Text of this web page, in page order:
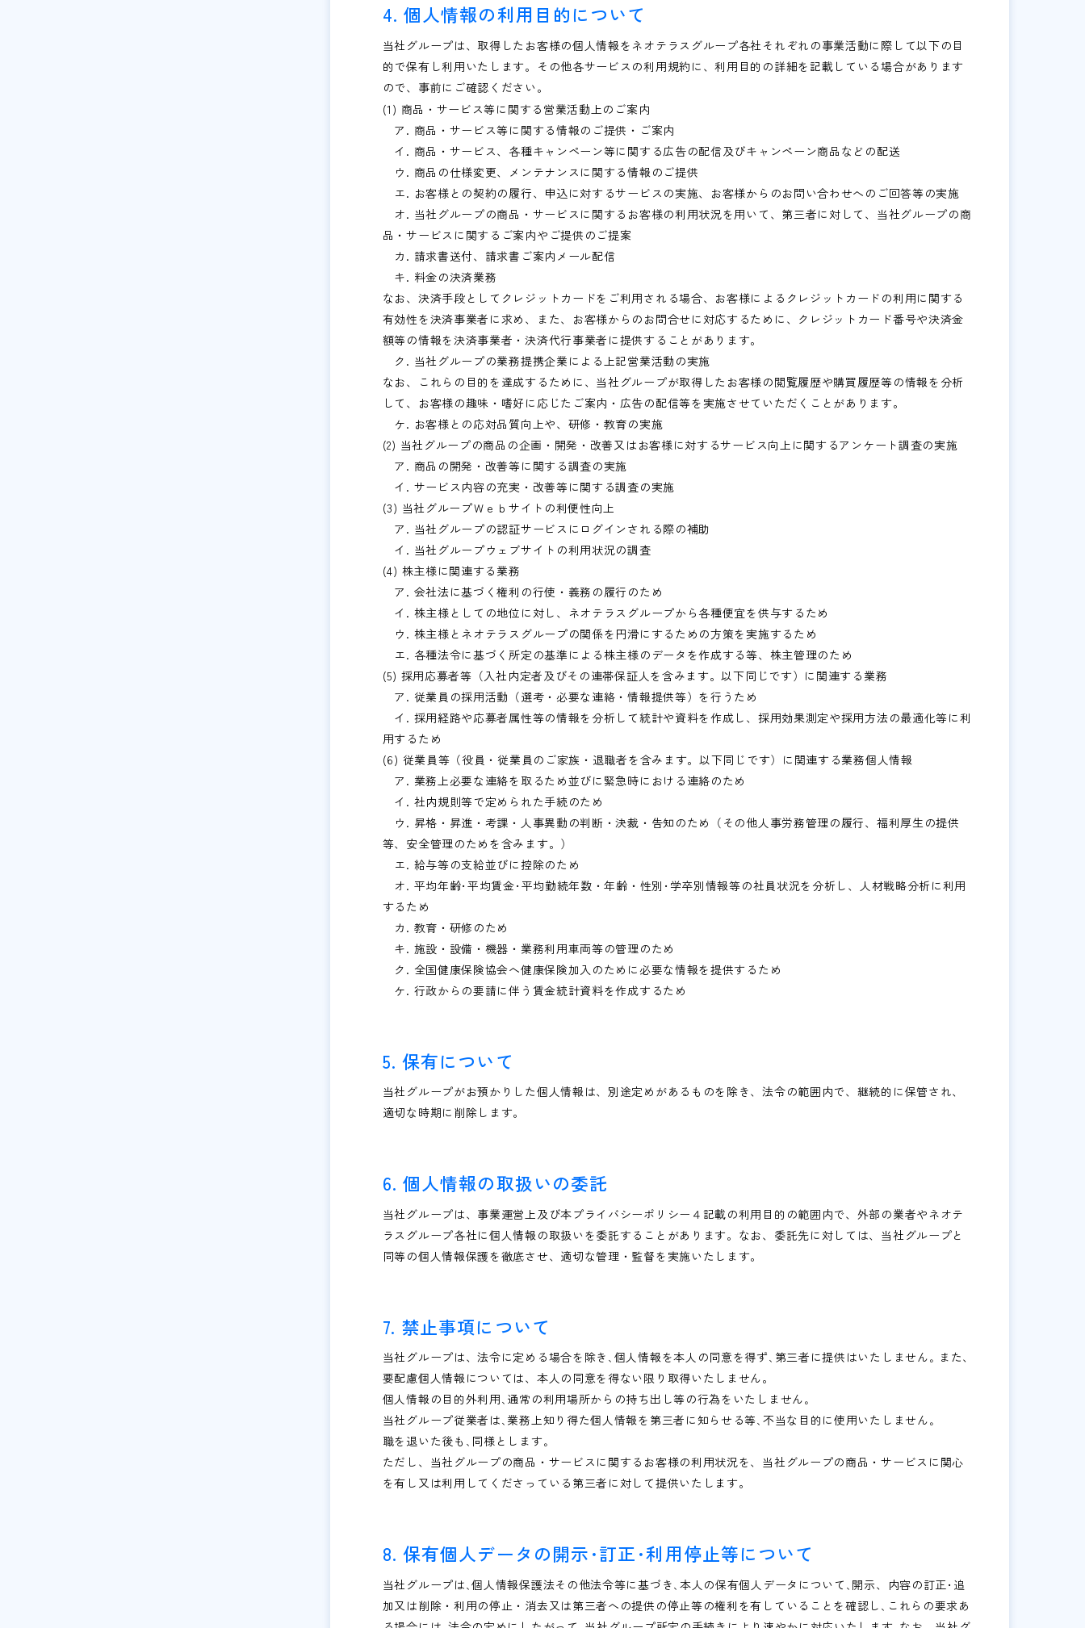
4. 個人情報の利用目的について
当社グループは、取得したお客様の個人情報をネオテラスグループ各社それぞれの事業活動に際して以下の目
的で保有し利用いたします。その他各サービスの利用規約に、利用目的の詳細を記載している場合があります
ので、事前にご確認ください。
(1) 商品・サービス等に関する営業活動上のご案内
ア. 商品・サービス等に関する情報のご提供・ご案内
イ. 商品・サービス、各種キャンペーン等に関する広告の配信及びキャンペーン商品などの配送
ウ. 商品の仕様変更、メンテナンスに関する情報のご提供
エ. お客様との契約の履行、申込に対するサービスの実施、お客様からのお問い合わせへのご回答等の実施
オ. 当社グループの商品・サービスに関するお客様の利用状況を用いて、第三者に対して、当社グループの商
品・サービスに関するご案内やご提供のご提案
カ. 請求書送付、請求書ご案内メール配信
キ. 料金の決済業務
なお、決済手段としてクレジットカードをご利用される場合、お客様によるクレジットカードの利用に関する
有効性を決済事業者に求め、また、お客様からのお問合せに対応するために、クレジットカード番号や決済金
額等の情報を決済事業者・決済代行事業者に提供することがあります。
ク. 当社グループの業務提携企業による上記営業活動の実施
なお、これらの目的を達成するために、当社グループが取得したお客様の閲覧履歴や購買履歴等の情報を分析
して、お客様の趣味・嗜好に応じたご案内・広告の配信等を実施させていただくことがあります。
ケ. お客様との応対品質向上や、研修・教育の実施
(2) 当社グループの商品の企画・開発・改善又はお客様に対するサービス向上に関するアンケート調査の実施
ア. 商品の開発・改善等に関する調査の実施
イ. サービス内容の充実・改善等に関する調査の実施
(3) 当社グループＷｅｂサイトの利便性向上
ア. 当社グループの認証サービスにログインされる際の補助
イ. 当社グループウェブサイトの利用状況の調査
(4) 株主様に関連する業務
ア. 会社法に基づく権利の行使・義務の履行のため
イ. 株主様としての地位に対し、ネオテラスグループから各種便宜を供与するため
ウ. 株主様とネオテラスグループの関係を円滑にするための方策を実施するため
エ. 各種法令に基づく所定の基準による株主様のデータを作成する等、株主管理のため
(5) 採用応募者等（入社内定者及びその連帯保証人を含みます。以下同じです）に関連する業務
ア. 従業員の採用活動（選考・必要な連絡・情報提供等）を行うため
イ. 採用経路や応募者属性等の情報を分析して統計や資料を作成し、採用効果測定や採用方法の最適化等に利
用するため
(6) 従業員等（役員・従業員のご家族・退職者を含みます。以下同じです）に関連する業務個人情報
ア. 業務上必要な連絡を取るため並びに緊急時における連絡のため
イ. 社内規則等で定められた手続のため
ウ. 昇格・昇進・考課・人事異動の判断・決裁・告知のため（その他人事労務管理の履行、福利厚生の提供
等、安全管理のためを含みます。）
エ. 給与等の支給並びに控除のため
オ. 平均年齢･平均賃金･平均勤続年数・年齢・性別･学卒別情報等の社員状況を分析し、人材戦略分析に利用
するため
カ. 教育・研修のため
キ. 施設・設備・機器・業務利用車両等の管理のため
ク. 全国健康保険協会へ健康保険加入のために必要な情報を提供するため
ケ. 行政からの要請に伴う賃金統計資料を作成するため
5. 保有について
当社グループがお預かりした個人情報は、別途定めがあるものを除き、法令の範囲内で、継続的に保管され、
適切な時期に削除します。
6. 個人情報の取扱いの委託
当社グループは、事業運営上及び本プライバシーポリシー４記載の利用目的の範囲内で、外部の業者やネオテ
ラスグループ各社に個人情報の取扱いを委託することがあります。なお、委託先に対しては、当社グループと
同等の個人情報保護を徹底させ、適切な管理・監督を実施いたします。
7. 禁止事項について
当社グループは、法令に定める場合を除き､個人情報を本人の同意を得ず､第三者に提供はいたしません｡ また、
要配慮個人情報については、本人の同意を得ない限り取得いたしません。
個人情報の目的外利用､通常の利用場所からの持ち出し等の行為をいたしません｡
当社グループ従業者は､業務上知り得た個人情報を第三者に知らせる等､不当な目的に使用いたしません｡
職を退いた後も､同様とします｡
ただし、当社グループの商品・サービスに関するお客様の利用状況を、当社グループの商品・サービスに関心
を有し又は利用してくださっている第三者に対して提供いたします。
8. 保有個人データの開示･訂正･利用停止等について
当社グループは､個人情報保護法その他法令等に基づき､本人の保有個人データについて､開示、内容の訂正･追
加又は削除・利用の停止・消去又は第三者への提供の停止等の権利を有していることを確認し､これらの要求あ